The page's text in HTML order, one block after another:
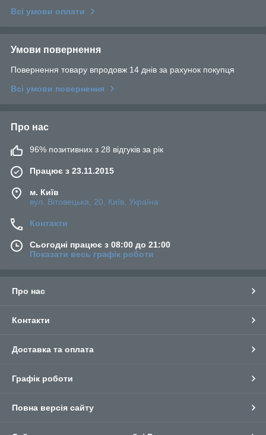
Всі умови оплати
Умови повернення
Повернення товару впродовж 14 днів за рахунок покупця
Всі умови повернення
Про нас
96% позитивних з 28 відгуків за рік
Працює з 23.11.2015
м. Київ
вул. Вітовецька, 20, Київ, Україна
Контакти
Сьогодні працює з 08:00 до 21:00
Показати весь графік роботи
Про нас
Контакти
Доставка та оплата
Графік роботи
Повна версія сайту